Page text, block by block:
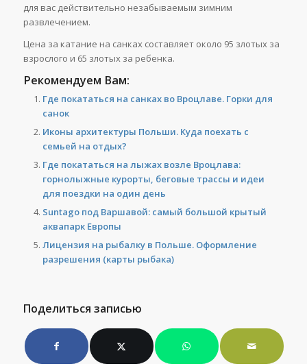
для вас действительно незабываемым зимним
развлечением.
Цена за катание на санках составляет около 95 злотых за
взрослого и 65 злотых за ребенка.
Рекомендуем Вам:
Где покататься на санках во Вроцлаве. Горки для
санок
Иконы архитектуры Польши. Куда поехать с
семьей на отдых?
Где покататься на лыжах возле Вроцлава:
горнолыжные курорты, беговые трассы и идеи
для поездки на один день
Suntago под Варшавой: самый большой крытый
аквапарк Европы
Лицензия на рыбалку в Польше. Оформление
разрешения (карты рыбака)
Поделиться записью